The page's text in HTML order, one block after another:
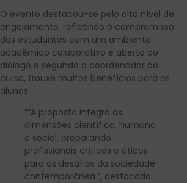
O evento destacou-se pelo alto nível de
engajamento, refletindo o compromisso
dos estudantes com um ambiente
acadêmico colaborativo e aberto ao
diálogo e segundo o coordenador do
curso, trouxe muitos benefícios para os
alunos.
“”A proposta integra as
dimensões científica, humana
e social, preparando
profissionais críticos e éticos
para os desafios da sociedade
contemporânea.”, destacada